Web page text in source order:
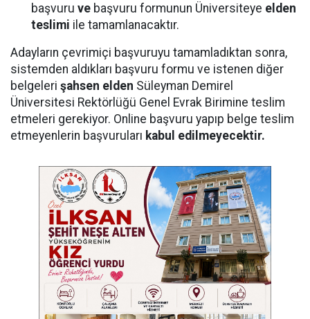
başvuru ve başvuru formunun Üniversiteye elden
teslimi ile tamamlanacaktır.
Adayların çevrimiçi başvuruyu tamamladıktan sonra,
sistemden aldıkları başvuru formu ve istenen diğer
belgeleri şahsen elden Süleyman Demirel
Üniversitesi Rektörlüğü Genel Evrak Birimine teslim
etmeleri gerekiyor. Online başvuru yapıp belge teslim
etmeyenlerin başvuruları kabul edilmeyecektir.